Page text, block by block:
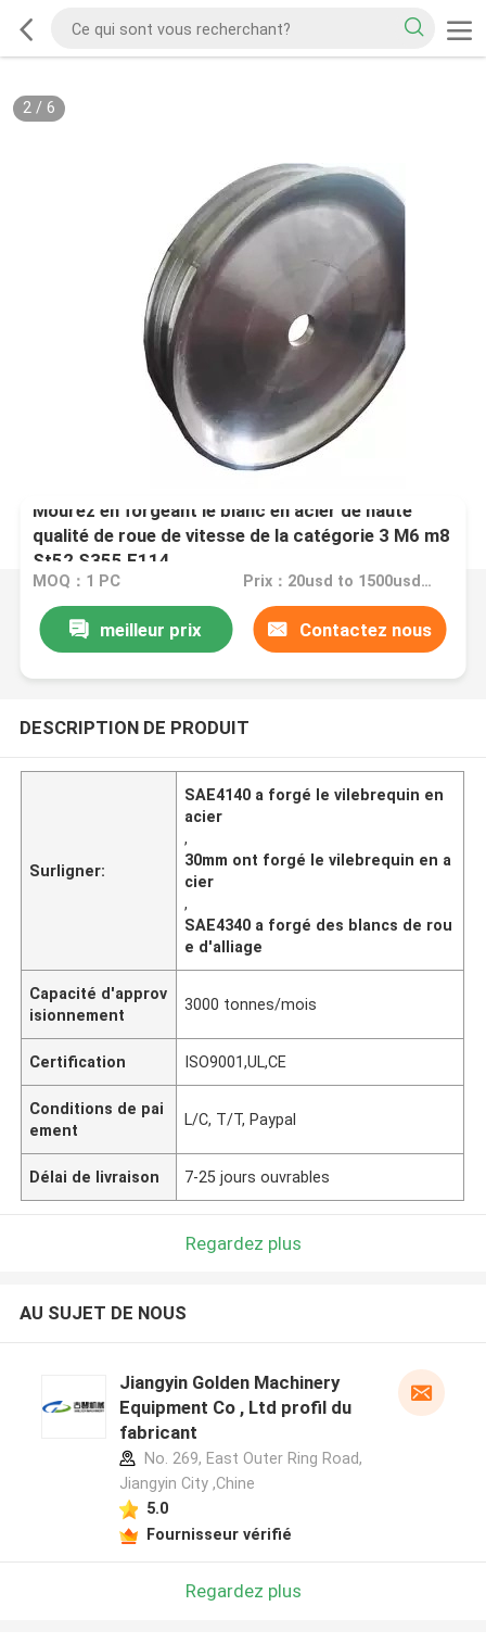
2/ 6
Mourez en forgeant le blanc en acier de haute
qualité de roue de vitesse de la catégorie 3 M6 m8
St52 S355 F114
MOQ：1 PC Prix：20usd to 1500usd per piece
meilleur prix Contactez nous
DESCRIPTION DE PRODUIT
Surligner:
SAE4140 a forgé le vilebrequin en
acier
,
30mm ont forgé le vilebrequin en a
cier
,
SAE4340 a forgé des blancs de rou
e d'alliage
Capacité d'approv
isionnement
3000 tonnes/mois
Certification ISO9001,UL,CE
Conditions de pai
ement
L/C, T/T, Paypal
Délai de livraison 7-25 jours ouvrables
Regardez plus
AU SUJET DE NOUS
Jiangyin Golden Machinery
Equipment Co , Ltd profil du
fabricant
No. 269, East Outer Ring Road,
Jiangyin City ,Chine
5.0
Fournisseur vérifié
Regardez plus